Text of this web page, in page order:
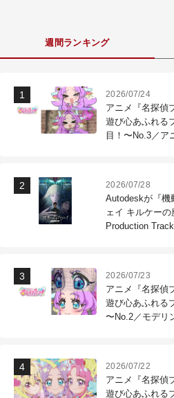
週間ランキング
2026/07/24
アニメ『名探偵
遊び心あふれる
目！〜No.3／ア
2026/07/28
Autodeskが『機
ェイ キルケー
Production
2026/07/23
アニメ『名探偵
遊び心あふれる
〜No.2／モデリ
2026/07/22
アニメ『名探偵
遊び心あふれる